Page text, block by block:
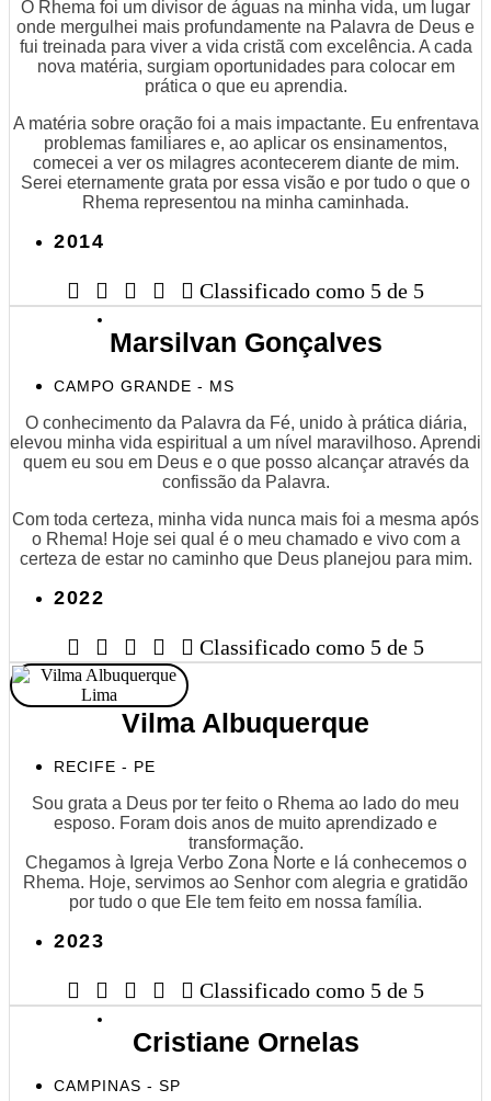
O Rhema foi um divisor de águas na minha vida, um lugar
onde mergulhei mais profundamente na Palavra de Deus e
fui treinada para viver a vida cristã com excelência. A cada
nova matéria, surgiam oportunidades para colocar em
prática o que eu aprendia.
A matéria sobre oração foi a mais impactante. Eu enfrentava
problemas familiares e, ao aplicar os ensinamentos,
comecei a ver os milagres acontecerem diante de mim.
Serei eternamente grata por essa visão e por tudo o que o
Rhema representou na minha caminhada.
2014
     Classificado como 5 de 5
Marsilvan Gonçalves
CAMPO GRANDE - MS
O conhecimento da Palavra da Fé, unido à prática diária,
elevou minha vida espiritual a um nível maravilhoso. Aprendi
quem eu sou em Deus e o que posso alcançar através da
confissão da Palavra.
Com toda certeza, minha vida nunca mais foi a mesma após
o Rhema! Hoje sei qual é o meu chamado e vivo com a
certeza de estar no caminho que Deus planejou para mim.
2022
     Classificado como 5 de 5
Vilma Albuquerque
RECIFE - PE
Sou grata a Deus por ter feito o Rhema ao lado do meu
esposo. Foram dois anos de muito aprendizado e
transformação.
Chegamos à Igreja Verbo Zona Norte e lá conhecemos o
Rhema. Hoje, servimos ao Senhor com alegria e gratidão
por tudo o que Ele tem feito em nossa família.
2023
     Classificado como 5 de 5
Cristiane Ornelas
CAMPINAS - SP